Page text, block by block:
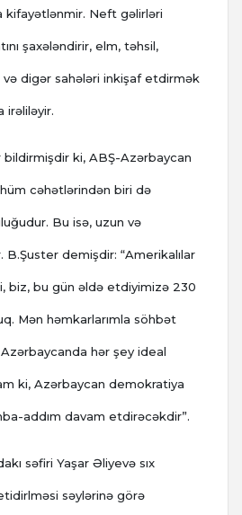
kifayətlənmir. Neft gəlirləri
şaxələndirir, elm, təhsil,
və digər sahələri inkişaf etdirmək
irəliləyir.
ki, ABŞ-Azərbaycan
cəhətlərindən biri də
Bu isə, uzun və
demişdir: “Amerikalılar
biz, bu gün əldə etdiyimizə 230
Mən həmkarlarımla söhbət
hər şey ideal
ki, Azərbaycan demokratiya
addım davam etdirəcəkdir”.
səfiri Yaşar Əliyevə sıx
səylərinə görə